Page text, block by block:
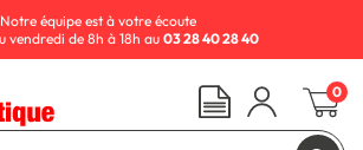
Notre équipe est à votre écoute
vendredi de 8h à 18h au03 28 40 28 40
0